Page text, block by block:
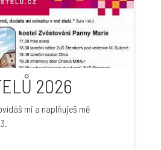
2026
mi a naplňuješ mě